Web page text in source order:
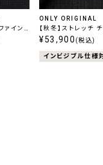
ァイン
ONLY ORIGINAL
【秋冬】ストレッチ
ル柄無地
¥53,900 (税込)
インビジブル仕様